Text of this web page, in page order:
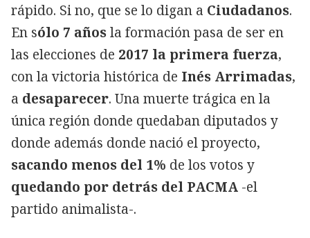
rápido. Si no, que se lo digan a Ciudadanos.
En sólo 7 añosla formación pasa de ser en
las elecciones de 2017 la primera fuerza,
con la victoria histórica de Inés Arrimadas,
a desaparecer. Una muerte trágica en la
única región donde quedaban diputados y
donde además donde nació el proyecto,
sacando menos del 1% de los votos y
quedando por detrás del PACMA -el
partido animalista-.